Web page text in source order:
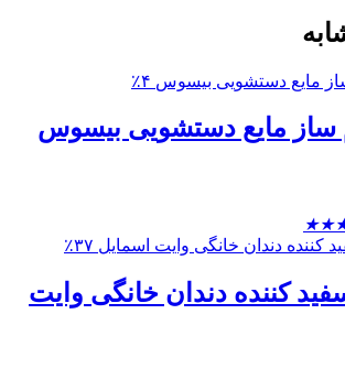
٪۴
ساز مایع دستشویی بیسوس
★
★
٪۳۷
کننده دندان خانگی وایت